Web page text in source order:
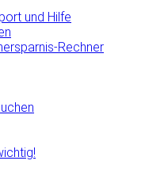
und Hilfe
Rechner